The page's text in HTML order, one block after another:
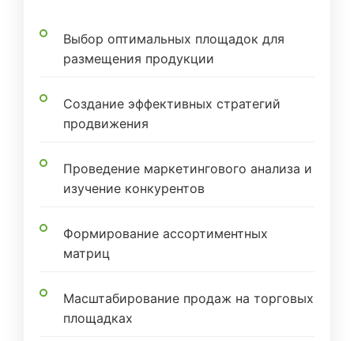
Выбор оптимальных площадок для
размещения продукции
Создание эффективных стратегий
продвижения
Проведение маркетингового анализа и
изучение конкурентов
Формирование ассортиментных
матриц
Масштабирование продаж на торговых
площадках